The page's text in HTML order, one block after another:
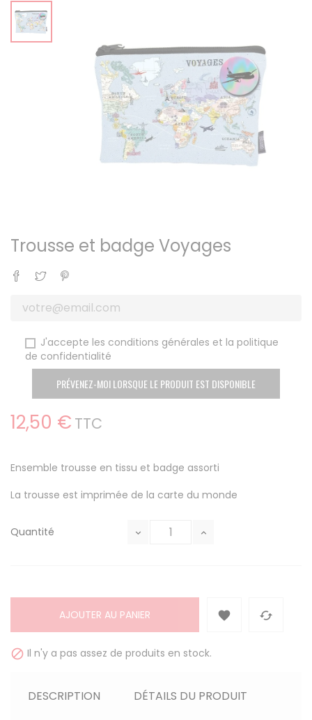
Trousse et badge Voyages
Partager
Tweet
J'accepte les conditions générales et la politique
de confidentialité
PRÉVENEZ-MOI LORSQUE LE PRODUIT EST DISPONIBLE
12,50 € TTC
Ensemble trousse en tissu et badge assorti
La trousse est imprimée de la carte du monde
Quantité
AJOUTER AU PANIER  
 Il n'y a pas assez de produits en stock.
DESCRIPTION DÉTAILS DU PRODUIT